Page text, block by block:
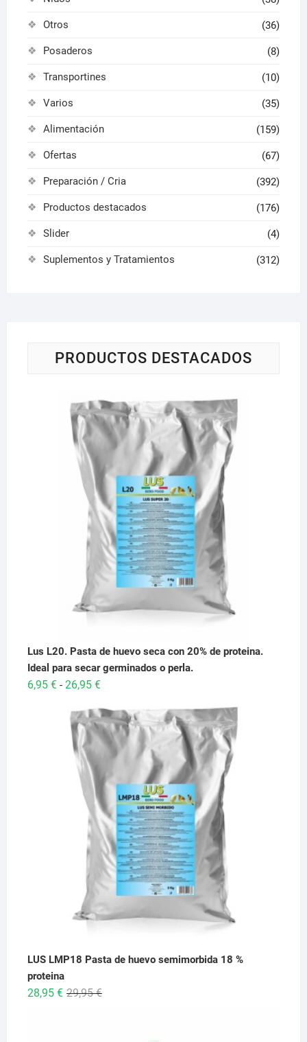
Otros (36)
Posaderos (8)
Transportines (10)
Varios (35)
Alimentación (159)
Ofertas (67)
Preparación / Cria (392)
Productos destacados (176)
Slider (4)
Suplementos y Tratamientos (312)
PRODUCTOS DESTACADOS
Lus L20. Pasta de huevo seca con 20% de proteina.
Ideal para secar germinados o perla.
6,95 € - 26,95 €Rango
precios:
desde
6,95 €
26,95 €
LUS LMP18 Pasta de huevo semimorbida 18 %
proteina
29,95€El
28,95 €
El